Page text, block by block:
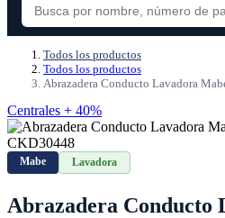
Todos los productos
Todos los productos
Abrazadera Conducto Lavadora
Centrales + 40%
Mabe Lavadora
Abrazadera Conducto